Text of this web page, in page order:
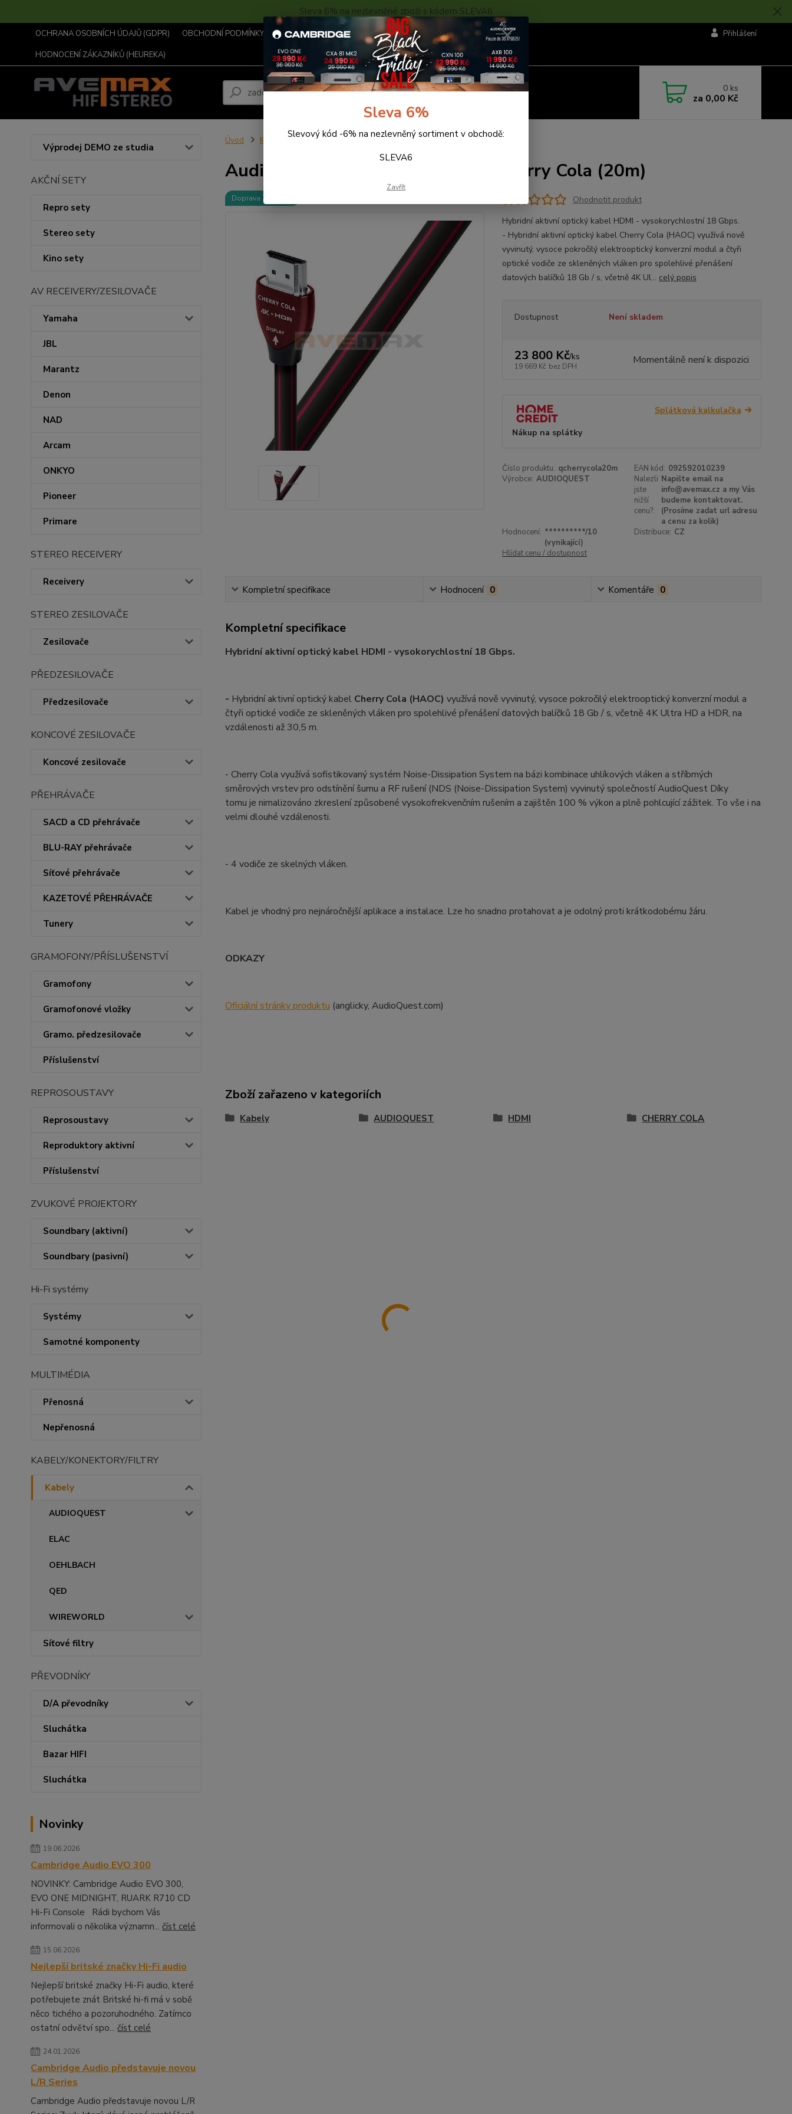
Sleva 6% na nezlevněné zboží s kódem SLEVA6
OCHRANA OSOBNÍCH ÚDAJŮ (GDPR) OBCHODNÍ PODMÍNKY ... KONTAKTY O NÁS
POPTÁVKA ZBOŽÍ - KALKULACE
HODNOCENÍ ZÁKAZNÍKŮ (HEUREKA)
Přihlášení
Hledat 0 ks
za 0,00 Kč
Výprodej DEMO ze studia
AKČNÍ SETY
Repro sety
Stereo sety
Kino sety
AV RECEIVERY/ZESILOVAČE
Yamaha
JBL
Marantz
Denon
NAD
Arcam
ONKYO
Pioneer
Primare
STEREO RECEIVERY
Receivery
STEREO ZESILOVAČE
Zesilovače
PŘEDZESILOVAČE
Předzesilovače
KONCOVÉ ZESILOVAČE
Koncové zesilovače
PŘEHRÁVAČE
SACD a CD přehrávače
BLU-RAY přehrávače
Síťové přehrávače
KAZETOVÉ PŘEHRÁVAČE
Tunery
GRAMOFONY/PŘÍSLUŠENSTVÍ
Gramofony
Gramofonové vložky
Gramo. předzesilovače
Příslušenství
REPROSOUSTAVY
Reprosoustavy
Reproduktory aktivní
Příslušenství
ZVUKOVÉ PROJEKTORY
Soundbary (aktivní)
Soundbary (pasivní)
Hi-Fi systémy
Systémy
Samotné komponenty
MULTIMÉDIA
Přenosná
Nepřenosná
KABELY/KONEKTORY/FILTRY
Kabely
AUDIOQUEST
ELAC
OEHLBACH
QED
WIREWORLD
Síťové filtry
PŘEVODNÍKY
D/A převodníky
Sluchátka
Bazar HIFI
Sluchátka
Novinky
19.06.2026
Cambridge Audio EVO 300
NOVINKY: Cambridge Audio EVO 300,
EVO ONE MIDNIGHT, RUARK R710 CD
Hi-Fi Console Rádi bychom Vás
informovali o několika významn... číst celé
15.06.2026
Nejlepší britské značky Hi-Fi audio
Nejlepší britské značky Hi-Fi audio, které
potřebujete znát Britské hi-fi má v sobě
něco tichého a pozoruhodného. Zatímco
ostatní odvětví spo... číst celé
24.01.2026
Cambridge Audio představuje novou
L/R Series
Cambridge Audio představuje novou L/R
Úvod Kabely Audioquest Optický HMDI kabel Cherry Cola (20m)
Audioquest Optický HMDI kabel Cherry Cola (20m)
Doprava ZDARMA
Ohodnotit produkt
Hybridní aktivní optický kabel HDMI - vysokorychlostní 18 Gbps.
- Hybridní aktivní optický kabel Cherry Cola (HAOC) využívá nově
vyvinutý, vysoce pokročilý elektrooptický konverzní modul a čtyři
optické vodiče ze skleněných vláken pro spolehlivé přenášení
datových balíčků 18 Gb / s, včetně 4K Ul... celý popis
Dostupnost Není skladem
23 800 Kč/ks
19 669 Kč bez DPH Momentálně není k dispozici
Splátková kalkulačka
Nákup na splátky
Číslo produktu: qcherrycola20m EAN kód: 092592010239
Výrobce: AUDIOQUEST
Nalezli
jste
nižší
cenu?:
Napište email na
info@avemax.cz a my Vás
budeme kontaktovat.
(Prosíme zadat url adresu
a cenu za kolik)
Hodnocení: **********/10
(vynikající)
Distribuce: CZ
Hlídat cenu / dostupnost
Kompletní specifikace Hodnocení 0 Komentáře 0
Kompletní specifikace
Hybridní aktivní optický kabel HDMI - vysokorychlostní 18 Gbps.
- Hybridní aktivní optický kabel Cherry Cola (HAOC) využívá nově vyvinutý, vysoce pokročilý elektrooptický konverzní modul a
čtyři optické vodiče ze skleněných vláken pro spolehlivé přenášení datových balíčků 18 Gb / s, včetně 4K Ultra HD a HDR, na
vzdálenosti až 30,5 m.
- Cherry Cola využívá sofistikovaný systém Noise-Dissipation System na bázi kombinace uhlíkových vláken a stříbrných
směrových vrstev pro odstínění šumu a RF rušení (NDS (Noise-Dissipation System) vyvinutý společností AudioQuest Díky
tomu je nimalizováno zkreslení způsobené vysokofrekvenčním rušením a zajištěn 100 % výkon a plně pohlcující zážitek. To vše i na
velmi dlouhé vzdálenosti.
- 4 vodiče ze skelných vláken.
Kabel je vhodný pro nejnáročnější aplikace a instalace. Lze ho snadno protahovat a je odolný proti krátkodobému žáru.
ODKAZY
Oficiální stránkyproduktu (anglicky, AudioQuest.com)
Zboží zařazeno v kategoriích
Kabely AUDIOQUEST HDMI CHERRY COLA
Sleva 6%
Slevový kód -6% na nezlevněný sortiment v obchodě:
SLEVA6
Zavřít